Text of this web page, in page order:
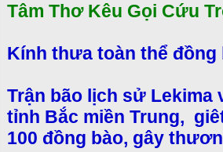
Tâm Thơ Kêu Gọi Cứu
Kính thưa toàn thể đồng
Trận bão lịch sử Lekima
tỉnh Bắc miền Trung,
100 đồng bào, gây